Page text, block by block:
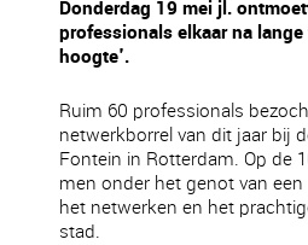
Donderdag 19 mei jl.
professionals elkaar na
hoogte'.
Ruim 60 professionals
netwerkborrel van dit jaar bij
Fontein in Rotterdam. Op de
men onder het genot van
het netwerken en het
stad.